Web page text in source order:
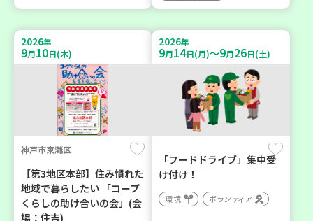
2026年
9月10日(木)
神戸市東灘区
【第3地区本部】住み慣れた
地域で暮らしたい 「コープ
くらしの助け合いの会」(会
場：住吉)
2026年
9月14日(月)～9月26日(土)
「フードドライブ」集中受
け付け！
環境 ボランティア